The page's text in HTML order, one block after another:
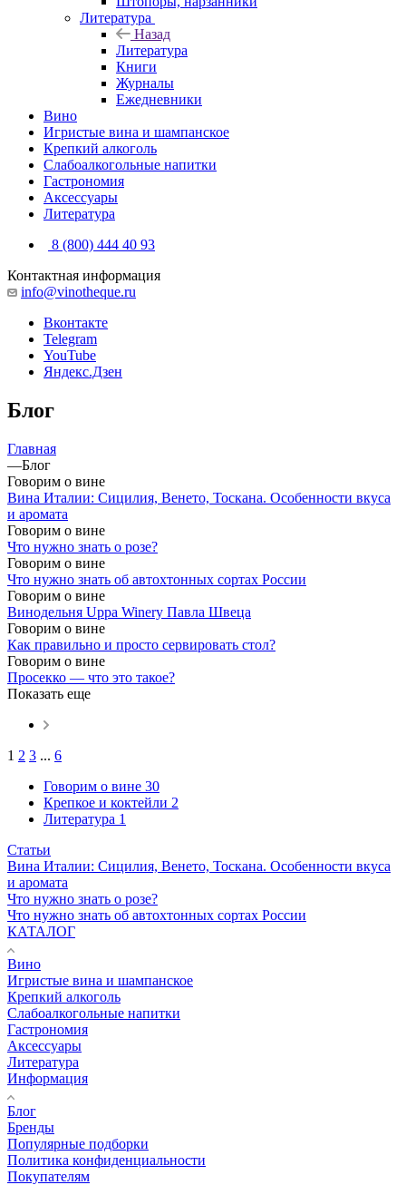
Литература
Назад
Литература
Книги
Журналы
Ежедневники
Вино
Игристые вина и шампанское
Крепкий алкоголь
Слабоалкогольные напитки
Гастрономия
Аксессуары
Литература
8 (800) 444 40 93
Контактная информация
info@vinotheque.ru
Вконтакте
Telegram
YouTube
Яндекс.Дзен
Блог
Главная
—Блог
Говорим о вине
Вина Италии: Сицилия, Венето, Тоскана. Особенности вкуса
и аромата
Говорим о вине
Что нужно знать о розе?
Говорим о вине
Что нужно знать об автохтонных сортах России
Говорим о вине
Винодельня Uppa Winery Павла Швеца
Говорим о вине
Как правильно и просто сервировать стол?
Говорим о вине
Просекко — что это такое?
Показать еще
1 2 3 ... 6
Говорим о вине 30
Крепкое и коктейли 2
Литература 1
Статьи
Вина Италии: Сицилия, Венето, Тоскана. Особенности вкуса
и аромата
Что нужно знать о розе?
Что нужно знать об автохтонных сортах России
КАТАЛОГ
Вино
Игристые вина и шампанское
Крепкий алкоголь
Слабоалкогольные напитки
Гастрономия
Аксессуары
Литература
Информация
Блог
Бренды
Популярные подборки
Политика конфиденциальности
Покупателям